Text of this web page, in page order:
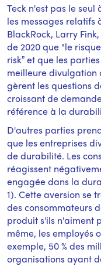
Teck n'est pas le
les messages relatifs
BlackRock, Larry
de 2020 que "le
riskˮ et que les
meilleure divulgation
gèrent les questions
croissant de
référence à la
D'autres parties
que les entreprises
de durabilité. Les
réagissent
engagée dans la
1). Cette aversion se
des consommateurs
produit s'ils n'aiment
même, les employés
exemple, 50 % des
organisations ayant